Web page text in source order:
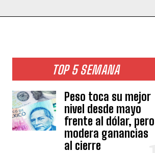
TOP 5 SEMANA
Peso toca su mejor
nivel desde mayo
frente al dólar, pero
modera ganancias
al cierre